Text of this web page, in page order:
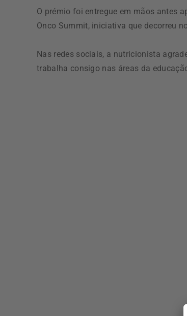
O prémio foi entregue em mãos antes
Onco Summit, iniciativa que decorreu
Nas redes sociais, a nutricionista
trabalha consigo nas áreas da